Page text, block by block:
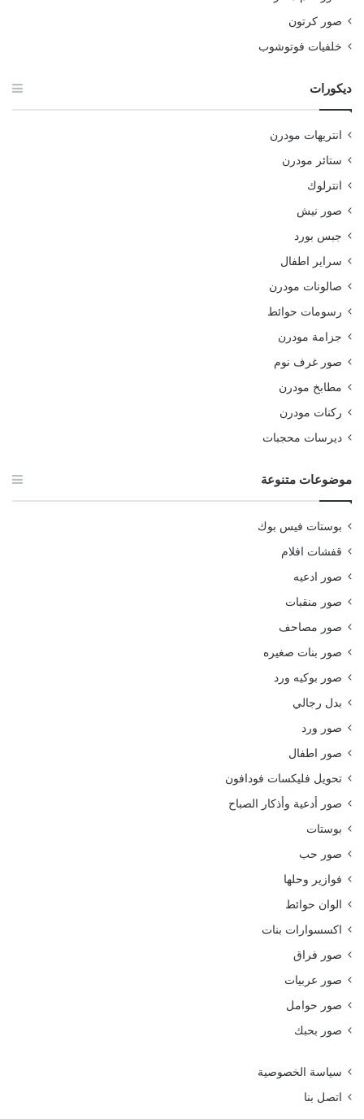
صور كرتون
خلفيات فوتوشوب
ديكورات
انتريهات مودرن
ستائر مودرن
انترلوك
صور نيش
جبس بورد
سراير اطفال
صالونات مودرن
رسومات حوائط
جزامة مودرن
صور غرف نوم
مطابخ مودرن
ركنات مودرن
ديرسات محجبات
موضوعات متنوعة
بوستات فيس بوك
قفشات افلام
صور ادعيه
صور منقبات
صور مصاحف
صور بنات صغيره
صور بوكيه ورد
بدل رجالي
صور ورد
صور اطفال
تحويل فليكسات فودافون
صور أدعية وأذكار الصباح
بوستات
صور حب
فوازير وحلها
الوان حوائط
اكسسوارات بنات
صور فراق
صور عربيات
صور حوامل
صور بحبك
سياسة الخصوصية
اتصل بنا